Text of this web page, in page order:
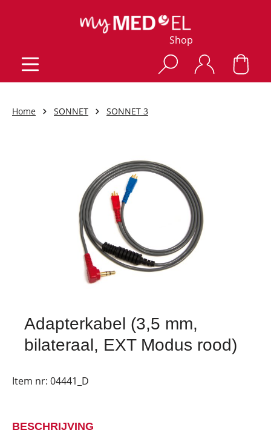
Shop
Home SONNET SONNET 3
Adapterkabel (3,5 mm,
bilateraal, EXT Modus rood)
Item nr: 04441_D
BESCHRIJVING